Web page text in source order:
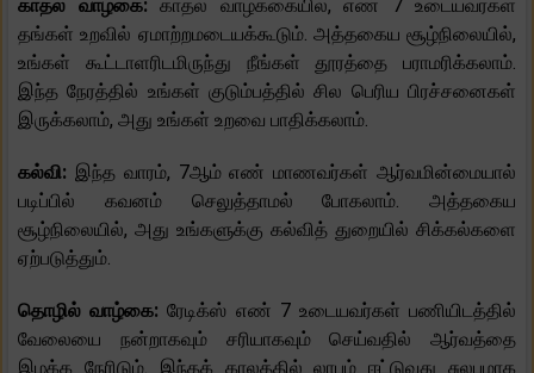
காதல் வாழ்கை: காதல் வாழ்க்கையில், எண் 7 உடையவர்கள்
தங்கள் உறவில் ஏமாற்றமடையக்கூடும். அத்தகைய சூழ்நிலையில்,
உங்கள் கூட்டாளரிடமிருந்து நீங்கள் தூரத்தை பராமரிக்கலாம்.
இந்த நேரத்தில் உங்கள் குடும்பத்தில் சில பெரிய பிரச்சனைகள்
இருக்கலாம், அது உங்கள் உறவை பாதிக்கலாம்.
கல்வி: இந்த வாரம், 7ஆம் எண் மாணவர்கள் ஆர்வமின்மையால்
படிப்பில் கவனம் செலுத்தாமல் போகலாம். அத்தகைய
சூழ்நிலையில், அது உங்களுக்கு கல்வித் துறையில் சிக்கல்களை
ஏற்படுத்தும்.
தொழில் வாழ்கை:ரேடிக்ஸ் எண் 7 உடையவர்கள் பணியிடத்தில்
வேலையை நன்றாகவும் சரியாகவும் செய்வதில் ஆர்வத்தை
இழக்க நேரிடும். இந்தக் காலத்தில் லாபம் ஈட்டுவது சுலபமாக